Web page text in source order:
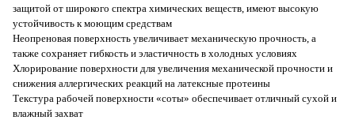
защитой от широкого спектра химических веществ, имеют высокую
устойчивость к моющим средствам
Неопреновая поверхность увеличивает механическую прочность, а
также сохраняет гибкость и эластичность в холодных условиях
Хлорирование поверхности для увеличения механической прочности и
снижения аллергических реакций на латексные протеины
Текстура рабочей поверхности «соты» обеспечивает отличный сухой и
влажный захват